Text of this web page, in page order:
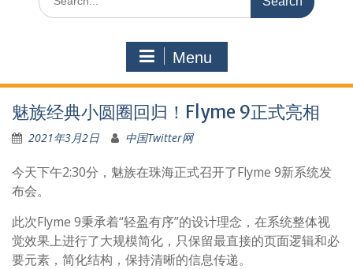
for:
Menu
魅族经典小圆圈回归！Flyme 9正式亮相
2021年3月2日 中国Twitter网
今天下午2:30分，魅族在珠海正式召开了Flyme 9新系统发
布会。
此次Flyme 9秉承着“轻盈有序”的设计理念，在系统整体视
觉效果上进行了大规模简化，只保留最直接的页面逻辑和必
要元素，简化结构，保持清晰的信息传递。